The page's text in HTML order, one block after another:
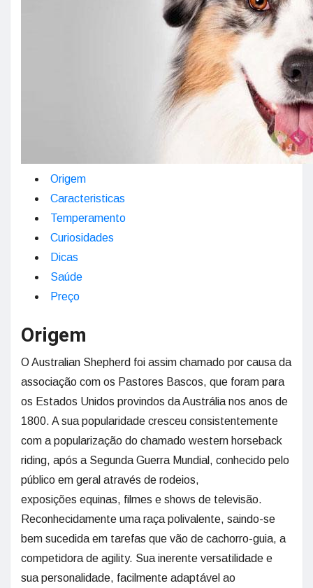
Origem
Caracteristicas
Temperamento
Curiosidades
Dicas
Saúde
Preço
Origem
O Australian Shepherd foi assim chamado por causa da
associação com os Pastores Bascos, que foram para
os Estados Unidos provindos da Austrália nos anos de
1800. A sua popularidade cresceu consistentemente
com a popularização do chamado western horseback
riding, após a Segunda Guerra Mundial, conhecido pelo
público em geral através de rodeios,
exposições equinas, filmes e shows de televisão.
Reconhecidamente uma raça polivalente, saindo-se
bem sucedida em tarefas que vão de cachorro-guia, a
competidora de agility. Sua inerente versatilidade e
sua personalidade, facilmente adaptável ao